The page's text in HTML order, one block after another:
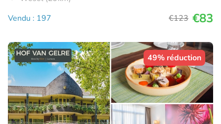
Vendu : 197
€123 €83
49% réduction